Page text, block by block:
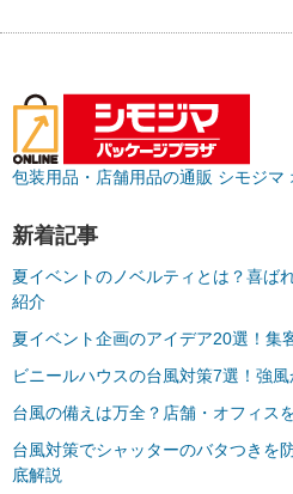
包装用品・店舗用品の通販 シモジマ
新着記事
夏イベントのノベルティとは？喜ば
紹介
夏イベント企画のアイデア20選！集
ビニールハウスの台風対策7選！強
台風の備えは万全？店舗・オフィス
台風対策でシャッターのバタつきを
底解説